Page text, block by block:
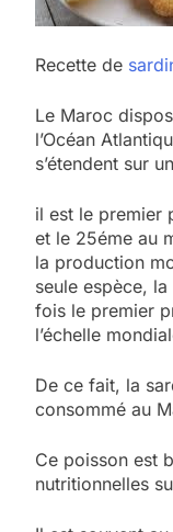
Recette de
Le Maroc
l’Océan
s’étendent sur
il est le premier
et le 25éme au
la production
seule espèce,
fois le premier
l’échelle
De ce fait, la
consommé au
Ce poisson est
nutritionnelles